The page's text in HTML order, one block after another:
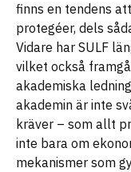
finns en tendens
protegéer, dels
Vidare har SULF
vilket också
akademiska
akademin är inte
kräver – som allt
inte bara om
mekanismer som